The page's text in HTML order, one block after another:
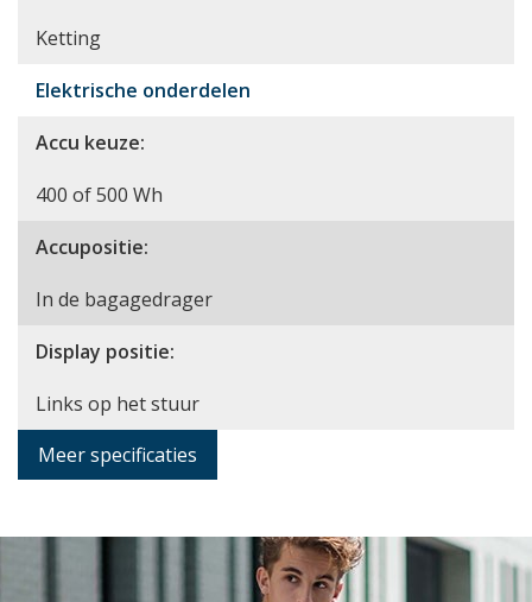
Ketting
Elektrische onderdelen
Accu keuze:
400 of 500 Wh
Accupositie:
In de bagagedrager
Display positie:
Links op het stuur
Meer specificaties